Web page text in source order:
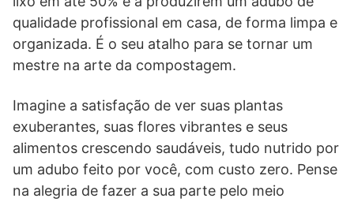
qualidade profissional em casa, de forma limpa e
organizada. É o seu atalho para se tornar um
mestre na arte da compostagem.
Imagine a satisfação de ver suas plantas
exuberantes, suas flores vibrantes e seus
alimentos crescendo saudáveis, tudo nutrido por
um adubo feito por você, com custo zero. Pense
na alegria de fazer a sua parte pelo meio